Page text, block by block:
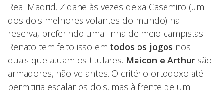
Real Madrid, Zidane às vezes deixa Casemiro (um
dos dois melhores volantes do mundo) na
reserva, preferindo uma linha de meio-campistas.
Renato tem feito isso em todos os jogos nos
quais que atuam os titulares. Maicon e Arthur são
armadores, não volantes. O critério ortodoxo até
permitiria escalar os dois, mas à frente de um